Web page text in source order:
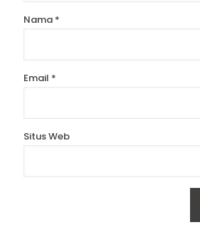
Nama *
Email *
Situs Web